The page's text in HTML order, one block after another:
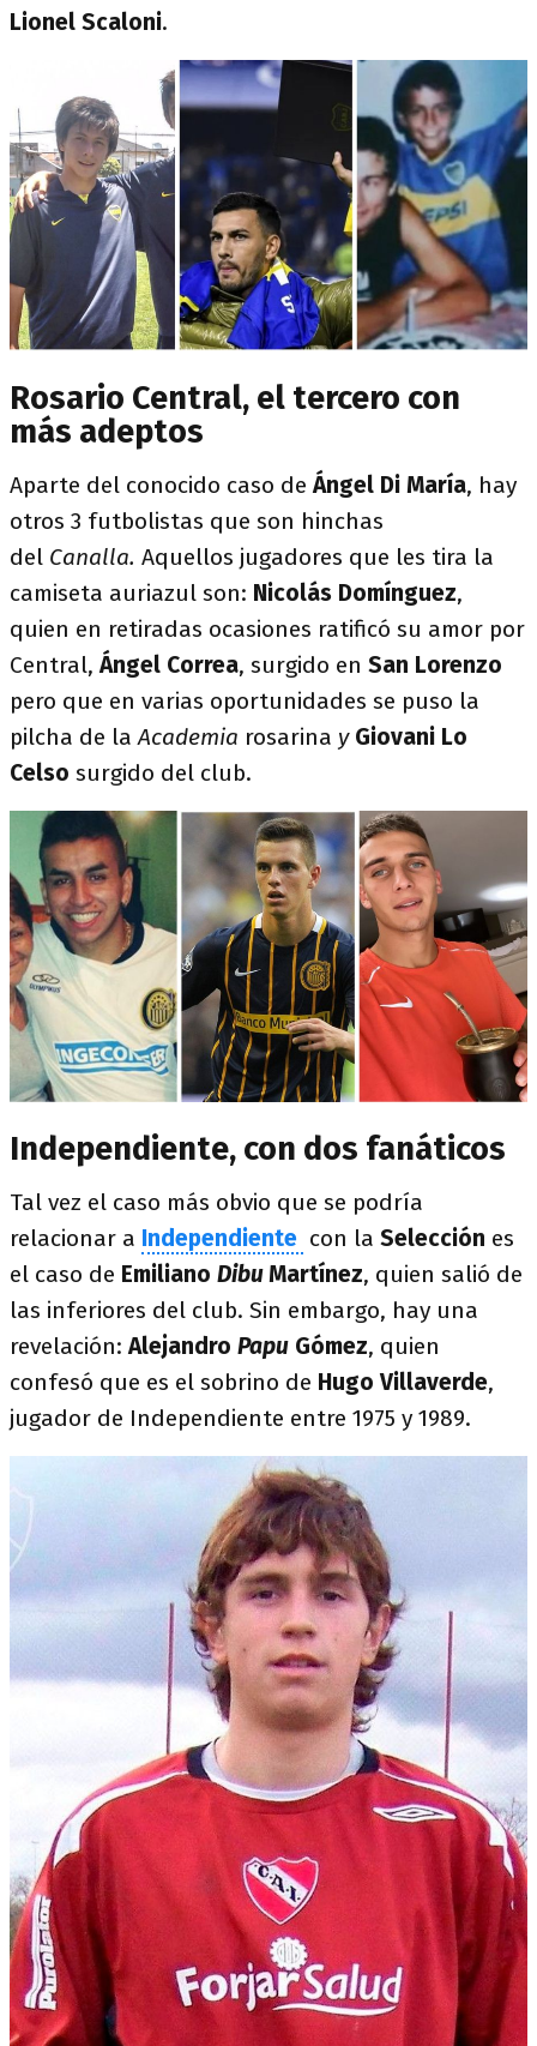
Lionel Scaloni.
Rosario Central, el tercero con
más adeptos
Aparte del conocido caso deÁngel Di María, hay
otros 3 futbolistas que son hinchas
del Canalla. Aquellos jugadores que les tira la
camiseta auriazul son: Nicolás Domínguez,
quien en retiradas ocasiones ratificó su amor por
Central,Ángel Correa, surgido en San Lorenzo
pero que en varias oportunidades se puso la
pilcha de laAcademia rosarina y Giovani Lo
Celso surgido del club.
Independiente, con dos fanáticos
Tal vez el caso más obvio que se podría
relacionar a Independiente con la Selección es
el caso de Emiliano DibuMartínez, quien salió de
las inferiores del club. Sin embargo, hay una
revelación:Alejandro Papu Gómez, quien
confesó que es el sobrino de Hugo Villaverde,
jugador de Independiente entre 1975 y 1989.